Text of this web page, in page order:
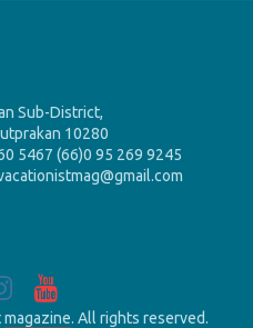
Sub-District,
10280
5467 (66)0 95 269 9245
magazine. All rights reserved.